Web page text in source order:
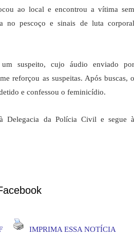
ao local e encontrou a vítima sem
no pescoço e sinais de luta corporal
um suspeito, cujo áudio enviado por
reforçou as suspeitas. Após buscas, o
e confessou o feminicídio.
Delegacia da Polícia Civil e segue à
IMPRIMA ESSA NOTÍCIA